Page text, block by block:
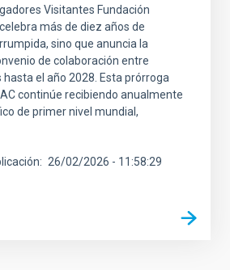
Visitantes Fundación
más de diez años de
sino que anuncia la
de colaboración entre
el año 2028. Esta prórroga
continúe recibiendo anualmente
de primer nivel mundial,
26/02/2026 - 11:58:29